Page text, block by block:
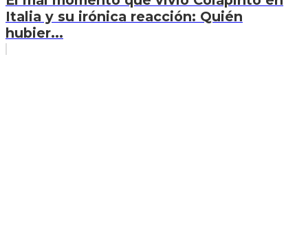
Italia y su irónica reacción: Quién
hubier...